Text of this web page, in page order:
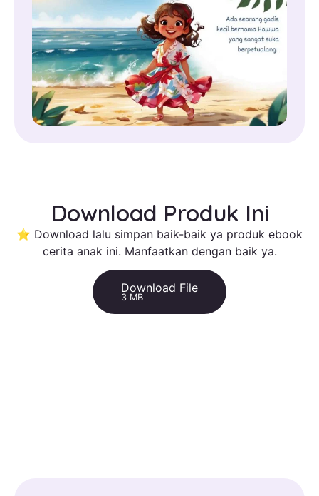
Download Produk Ini
⭐ Download lalu simpan baik-baik ya produk ebook
cerita anak ini. Manfaatkan dengan baik ya.
Download File
3 MB